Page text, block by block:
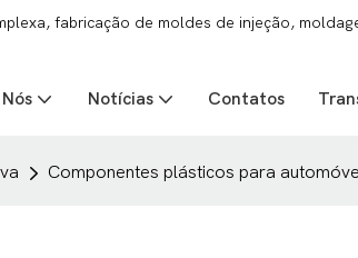
fabricação de moldes de injeção,
Notícias Contatos
Componentes plásticos para